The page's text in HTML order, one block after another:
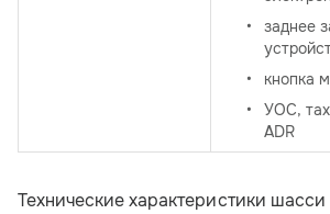
заднее
кнопка
УОС,
ADR
Технические характеристики шасси